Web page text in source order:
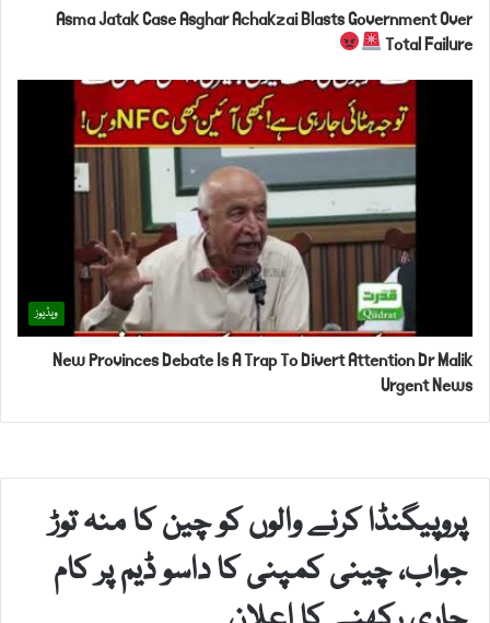
Asma Jatak Case Asghar Achakzai Blasts Government Over
Total Failure
ویڈیوز
New Provinces Debate Is A Trap To Divert Attention Dr Malik
Urgent News